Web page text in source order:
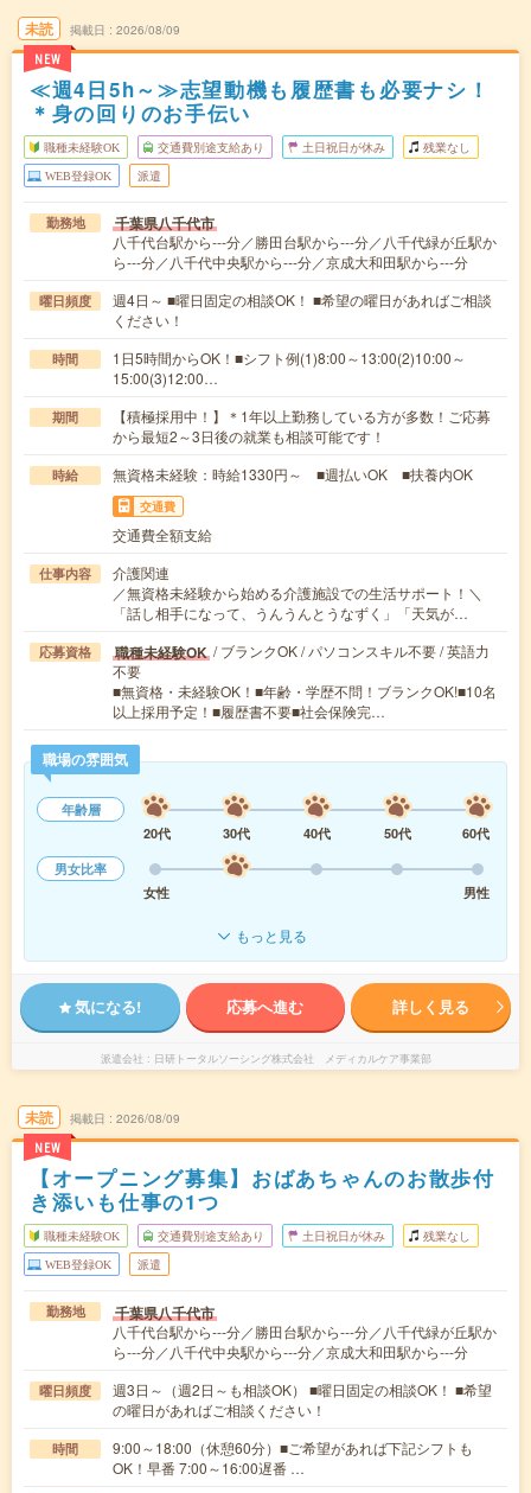
未読
NEW
掲載日 2026/08/09
≪週4日5h～≫志望動機も履歴書も必要ナシ！
＊身の回りのお手伝い
職種未経験OK 交通費別途支給あり 土日祝日が休み 残業なし
WEB登録OK 派遣
勤務地 千葉県八千代市
八千代台駅から---分／勝田台駅から---分／八千代緑が丘駅か
ら---分／八千代中央駅から---分／京成大和田駅から---分
曜日頻度
週4日～ ■曜日固定の相談OK！ ■希望の曜日があればご相談
ください！
時間
1日5時間からOK！■シフト例(1)8:00～13:00(2)10:00～
15:00(3)12:00…
期間
【積極採用中！】＊1年以上勤務している方が多数！ご応募
から最短2～3日後の就業も相談可能です！
時給 無資格未経験：時給1330円～ ■週払いOK ■扶養内OK
交通費
交通費全額支給
仕事内容
介護関連
／無資格未経験から始める介護施設での生活サポート！＼
「話し相手になって、うんうんとうなずく」「天気が…
応募資格 職種未経験OK / ブランクOK / パソコンスキル不要 / 英語力
不要
■無資格・未経験OK！■年齢・学歴不問！ブランクOK!■10名
以上採用予定！■履歴書不要■社会保険完…
職場の雰囲気
年齢層
20代
30代 40代 50代
60代
男女比率
女性
男性
もっと見る
気になる! 応募へ進む 詳しく見る
派遣会社 日研トータルソーシング株式会社 メディカルケア事業部
未読
NEW
掲載日 2026/08/09
【オープニング募集】おばあちゃんのお散歩付
き添いも仕事の1つ
職種未経験OK 交通費別途支給あり 土日祝日が休み 残業なし
WEB登録OK 派遣
勤務地 千葉県八千代市
八千代台駅から---分／勝田台駅から---分／八千代緑が丘駅か
ら---分／八千代中央駅から---分／京成大和田駅から---分
曜日頻度
週3日～（週2日～も相談OK） ■曜日固定の相談OK！ ■希望
の曜日があればご相談ください！
時間
9:00～18:00（休憩60分）■ご希望があれば下記シフトも
OK！早番 7:00～16:00遅番 …